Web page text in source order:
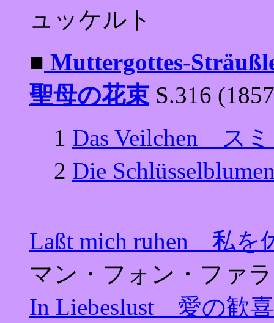
ュッケルト
■ Muttergottes-
聖母の花束 S.316
1 Das Veilchen ス
2 Die
Laßt mich ruhen 私を
マン・フォン・ファ
In Liebeslust 愛の歓